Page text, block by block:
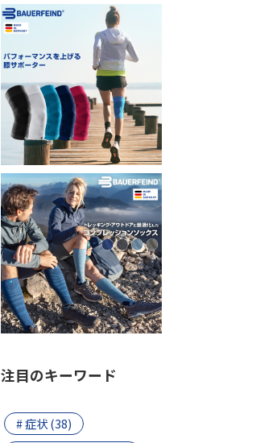
注目のキーワード
# 症状 (38)